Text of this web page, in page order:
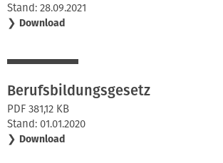
Stand: 28.09.2021
❯ Download
Berufsbildungsgesetz
PDF 381,12 KB
Stand: 01.01.2020
❯ Download